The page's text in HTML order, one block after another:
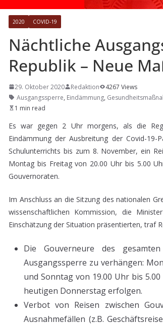
2020 COVID-19
Nächtliche
Republik – Neue
29. Oktober 2020 Redaktion
4267 Views
Ausgangssperre, Eindämmung,
1 min read
Es war gegen 2 Uhr morgens, als die
Eindämmung der Ausbreitung der Covid-
Schulunterrichts bis zum 8. November, ein
Montag bis Freitag von 20.00 Uhr bis 5.00
Gouvernoraten.
Im Anschluss an die Sitzung des nationalen
wissenschaftlichen Kommission, die
Einschätzung der Situation präsentierten, traf
Die Gouverneure des
Ausgangssperre zu verhängen:
und Sonntag von 19.00 Uhr bis
heutigen Donnerstag erfolgen.
Verbot von Reisen zwischen
Ausnahmefällen (z.B.